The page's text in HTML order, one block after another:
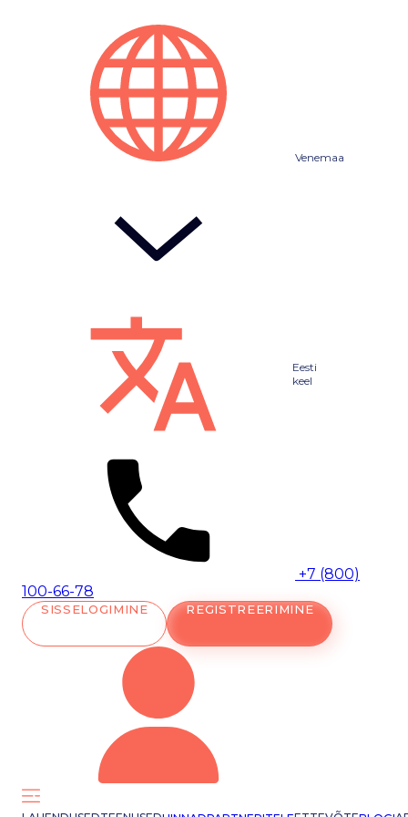
Venemaa
Eesti
keel
+7 (800)
100-66-78
SISSELOGIMINE REGISTREERIMINE